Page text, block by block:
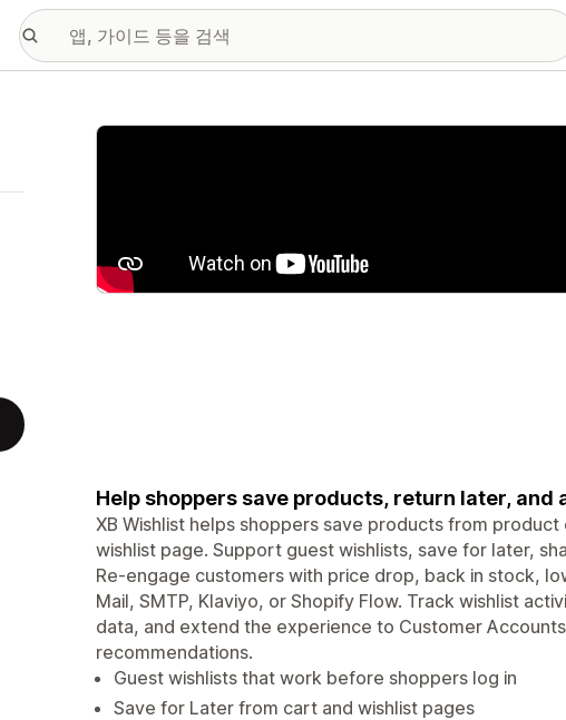
추천 이미지 갤러리
Help shoppers save products, return later, and
XB Wishlist helps shoppers save products from
wishlist page. Support guest wishlists, save for later,
Re-engage customers with price drop, back in stock,
Mail, SMTP, Klaviyo, or Shopify Flow. Track wishlist
data, and extend the experience to Customer
recommendations.
Guest wishlists that work before shoppers log in
Save for Later from cart and wishlist pages